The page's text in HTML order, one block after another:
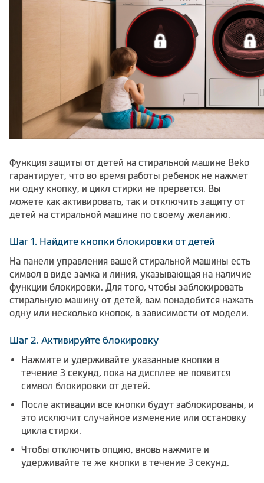
Функция защиты от детей на стиральной машине Вeko
гарантирует, что во время работы ребенок не нажмет
ни одну кнопку, и цикл стирки не прервется. Вы
можете как активировать, так и отключить защиту от
детей на стиральной машине по своему желанию.
Шаг 1. Найдите кнопки блокировки от детей
На панели управления вашей стиральной машины есть
символ в виде замка и линия, указывающая на наличие
функции блокировки. Для того, чтобы заблокировать
стиральную машину от детей, вам понадобится нажать
одну или несколько кнопок, в зависимости от модели.
Шаг 2. Активируйте блокировку
Нажмите и удерживайте указанные кнопки в
течение 3 секунд, пока на дисплее не появится
символ блокировки от детей.
После активации все кнопки будут заблокированы, и
это исключит случайное изменение или остановку
цикла стирки.
Чтобы отключить опцию, вновь нажмите и
удерживайте те же кнопки в течение 3 секунд.